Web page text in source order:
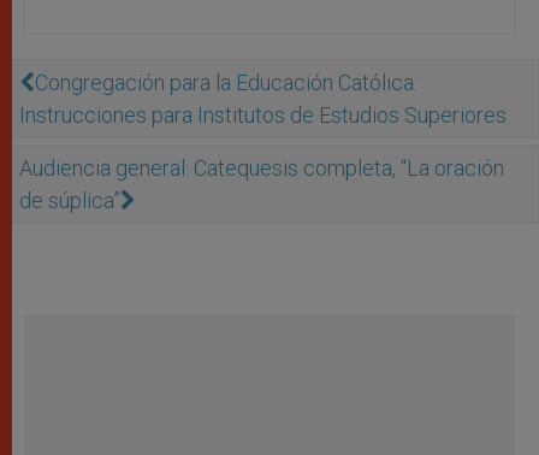
Congregación para la Educación Católica:
Instrucciones para Institutos de Estudios Superiores
Audiencia general: Catequesis completa, “La oración
de súplica”